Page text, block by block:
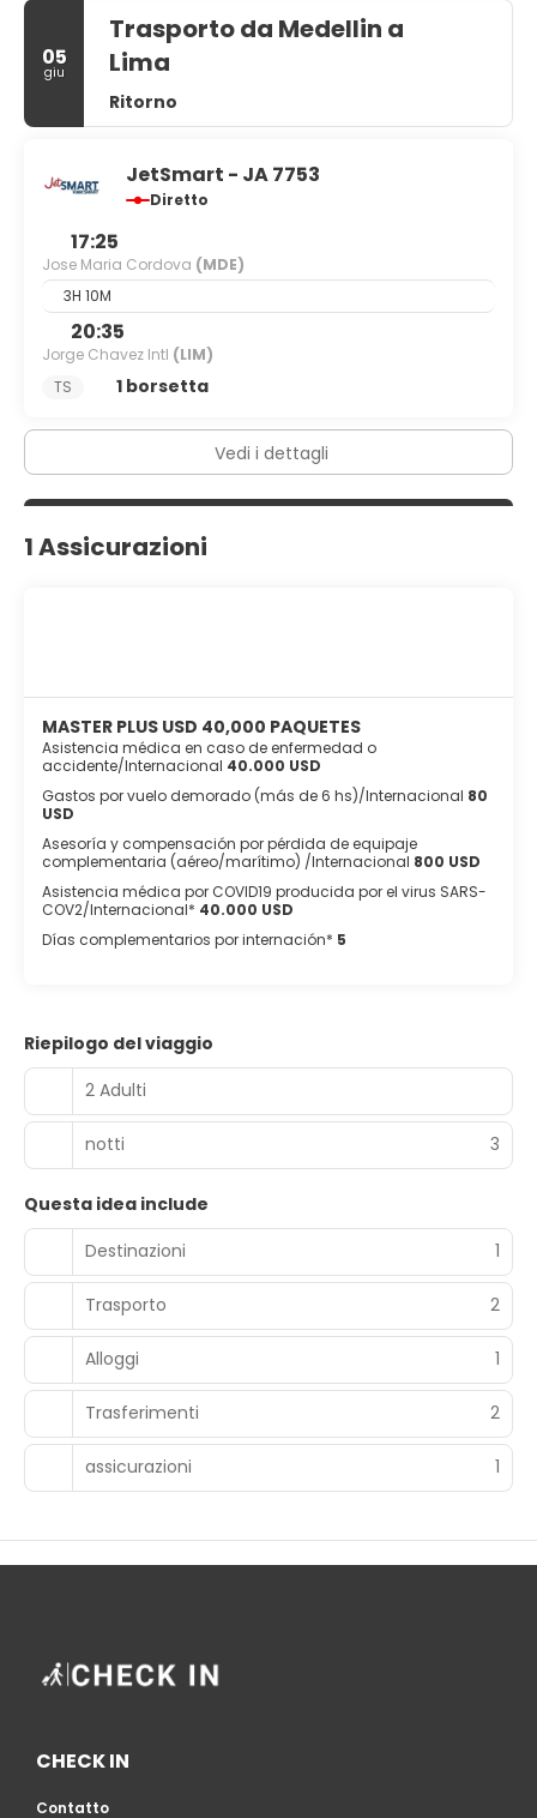
05
giu
Trasporto da Medellin a
Lima
Ritorno
JetSmart - JA 7753
Diretto
17:25
Jose Maria Cordova (MDE)
3H 10M
20:35
Jorge Chavez Intl (LIM)
TS
1 borsetta
Vedi i dettagli
1 Assicurazioni
MASTER PLUS USD 40,000 PAQUETES
Asistencia médica en caso de enfermedad o
accidente/Internacional 40.000 USD
Gastos por vuelo demorado (más de 6 hs)/Internacional 80
USD
Asesoría y compensación por pérdida de equipaje
complementaria (aéreo/marítimo) /Internacional 800 USD
Asistencia médica por COVID19 producida por el virus SARS-
COV2/Internacional* 40.000 USD
Días complementarios por internación* 5
Riepilogo del viaggio
2 Adulti
notti 3
Questa idea include
Destinazioni
1
Trasporto 2
Alloggi 1
Trasferimenti 2
assicurazioni 1
CHECK IN
Contatto